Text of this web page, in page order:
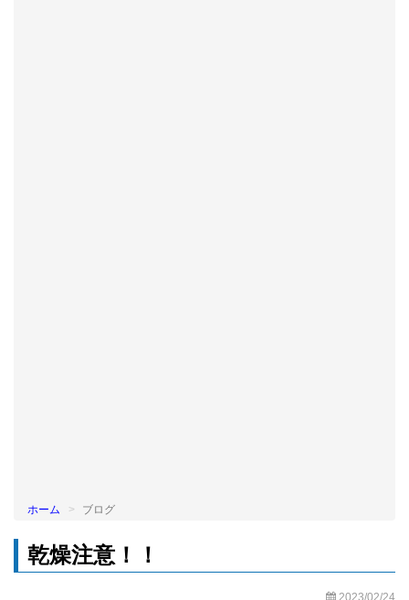
ホーム ブログ
乾燥注意！！
2023/02/24